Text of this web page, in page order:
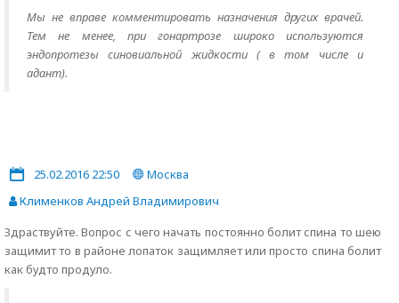
Мы не вправе комментировать назначения других врачей.
Тем не менее, при гонартрозе широко используются
эндопротезы синовиальной жидкости ( в том числе и
адант).
25.02.2016 22:50
Москва
Клименков Андрей Владимирович
Здраствуйте. Вопрос с чего начать постоянно болит спина то шею
защимит то в районе лопаток защимляет или просто спина болит
как будто продуло.